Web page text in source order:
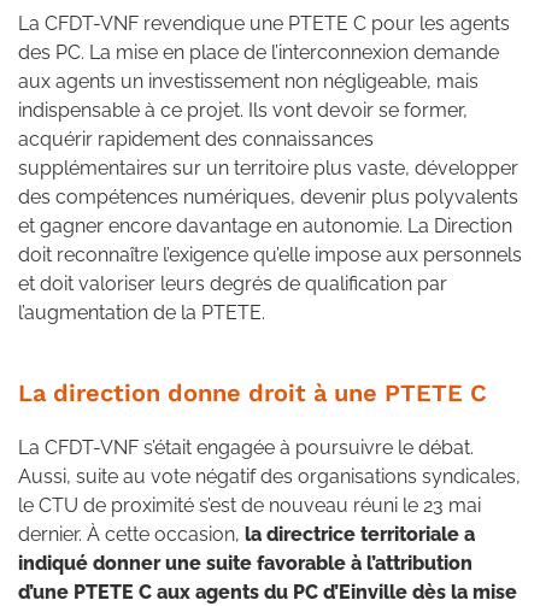
La CFDT-VNF revendique une PTETE C pour les agents
des PC. La mise en place de l’interconnexion demande
aux agents un investissement non négligeable, mais
indispensable à ce projet. Ils vont devoir se former,
acquérir rapidement des connaissances
supplémentaires sur un territoire plus vaste, développer
des compétences numériques, devenir plus polyvalents
et gagner encore davantage en autonomie. La Direction
doit reconnaître l’exigence qu’elle impose aux personnels
et doit valoriser leurs degrés de qualification par
l’augmentation de la PTETE.
La direction donne droit à une PTETE C
La CFDT-VNF s’était engagée à poursuivre le débat.
Aussi, suite au vote négatif des organisations syndicales,
le CTU de proximité s’est de nouveau réuni le 23 mai
dernier. À cette occasion, la directrice territoriale a
indiqué donner une suite favorable à l’attribution
d’une PTETE C aux agents du PC d’Einville dès la mise